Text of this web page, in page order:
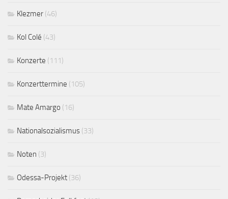
Klezmer (46)
Kol Colé (43)
Konzerte (111)
Konzerttermine (105)
Mate Amargo (16)
Nationalsozialismus (33)
Noten (3)
Odessa-Projekt (36)